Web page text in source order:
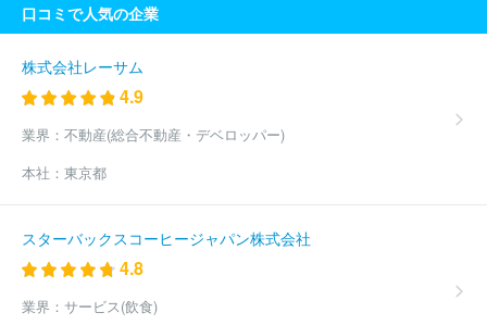
社会福祉法人長尾福祉会
浜市福祉サービス協会
株式会社トーリツ
社会福祉法人奉優会
社会福祉法人すこやか福祉会
法人雲柱社
社会福祉法人目黒区社会福祉事業団
光会
株式会社オールライフメイト
会社ヘルシーサービス
株式会社ヘルスケアシステムズ
グッドタ
京ＹＭＣＡ
自動車株式会社
株式会社やさしい手
ヒューマンライフケア株式
ＲＥＷ
株式会社ケアサービス 株式会社ニチイケアパレス
会社ハーフ・センチュリー・モア
社会福祉法人
横浜共生会
株式会社リエイケア
口コミで人気の企業
株式会社レーサム
4.9
業界： 不動産(総合不動産・デベロッパー)
本社： 東京都
スターバックスコーヒージャパン株式会社
4.8
業界： サービス(飲食)